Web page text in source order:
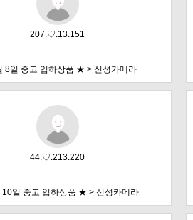
207.♡.13.151
8일 중고 입하상품 ★ > 신성카메라
44.♡.213.220
일 중고 입하상품 ★ > 신성카메라